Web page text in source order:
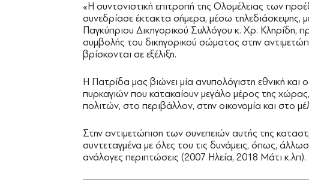
«Η συντονιστική επιτροπή της Ολομέλειας των
συνεδρίασε έκτακτα σήμερα, μέσω τηλεδιάσκεψης,
Παγκύπριου Δικηγορικού Συλλόγου κ. Χρ. Κληρίδη,
συμβολής του δικηγορικού σώματος στην
βρίσκονται σε εξέλιξη.
Η Πατρίδα μας βιώνει μία ανυπολόγιστη εθνική
πυρκαγιών που κατακαίουν μεγάλο μέρος της
πολιτών, στο περιβάλλον, στην οικονομία και στο
Στην αντιμετώπιση των συνεπειών αυτής της
συντεταγμένα με όλες του τις δυνάμεις, όπως,
ανάλογες περιπτώσεις (2007 Ηλεία, 2018 Μάτι κ.λπ).